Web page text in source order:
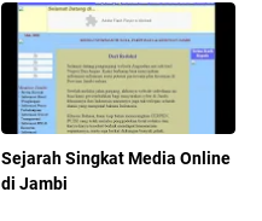
Sejarah Singkat Media Online
di Jambi